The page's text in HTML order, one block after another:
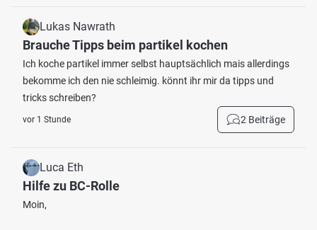
Lukas Nawrath
Brauche Tipps beim partikel kochen
Ich koche partikel immer selbst hauptsächlich mais allerdings
bekomme ich den nie schleimig. könnt ihr mir da tipps und
tricks schreiben?
vor 1 Stunde 2 Beiträge
Luca Eth
Hilfe zu BC-Rolle
Moin,